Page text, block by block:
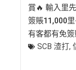
賞🔥 輸入里
簽賬11,000
有客都有免簽
SCB 渣打,